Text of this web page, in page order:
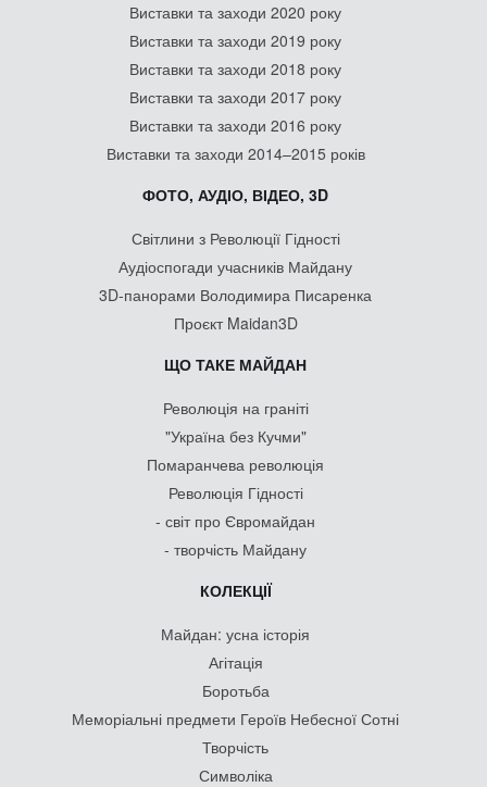
Виставки та заходи 2020 року
Виставки та заходи 2019 року
Виставки та заходи 2018 року
Виставки та заходи 2017 року
Виставки та заходи 2016 року
Виставки та заходи 2014–2015 років
ФОТО, АУДІО, ВІДЕО, 3D
Світлини з Революції Гідності
Аудіоспогади учасників Майдану
3D-панорами Володимира Писаренка
Проєкт Maidan3D
ЩО ТАКЕ МАЙДАН
Революція на граніті
"Україна без Кучми"
Помаранчева революція
Революція Гідності
- світ про Євромайдан
- творчість Майдану
КОЛЕКЦІЇ
Майдан: усна історія
Агітація
Боротьба
Меморіальні предмети Героїв Небесної Сотні
Творчість
Символіка